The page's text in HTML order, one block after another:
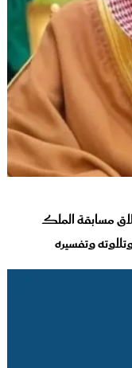
مسابقة الملك
وتفسيره